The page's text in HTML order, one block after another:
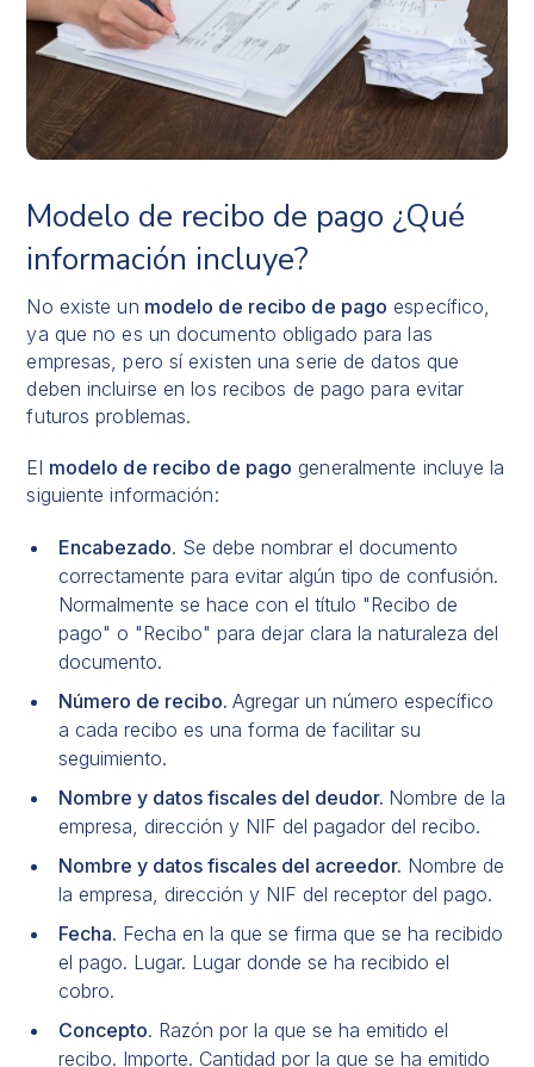
Modelo de recibo de pago ¿Qué
información incluye?
No existe un modelo de recibo de pago específico,
ya que no es un documento obligado para las
empresas, pero sí existen una serie de datos que
deben incluirse en los recibos de pago para evitar
futuros problemas.
El modelo de recibo de pago generalmente incluye la
siguiente información:
Encabezado. Se debe nombrar el documento
correctamente para evitar algún tipo de confusión.
Normalmente se hace con el título "Recibo de
pago" o "Recibo" para dejar clara la naturaleza del
documento.
Número de recibo.Agregar un número específico
a cada recibo es una forma de facilitar su
seguimiento.
Nombre y datos fiscales del deudor. Nombre de la
empresa, dirección y NIF del pagador del recibo.
Nombre y datos fiscales del acreedor. Nombre de
la empresa, dirección y NIF del receptor del pago.
Fecha. Fecha en la que se firma que se ha recibido
el pago. Lugar. Lugar donde se ha recibido el
cobro.
Concepto. Razón por la que se ha emitido el
recibo. Importe. Cantidad por la que se ha emitido